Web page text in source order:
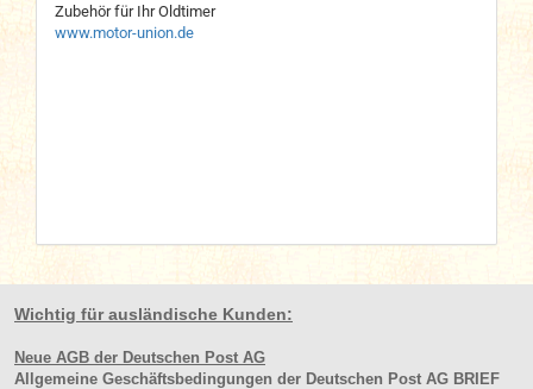
Zubehör für Ihr Oldtimer
www.motor-union.de
Wichtig für ausländische Kunden:
Neue AGB der Deutschen Post AG
Allgemeine Geschäftsbedingungen der Deutschen Post AG BRIEF